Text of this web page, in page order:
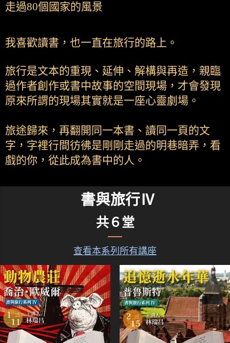
走過80個國家的風景
我喜歡讀書，也一直在旅行的路上。
旅行是文本的重現、延伸、解構與再造，親臨
過作者創作或書中故事的空間現場，才會發現
原來所謂的現場其實就是一座心靈劇場。
旅途歸來，再翻開同一本書、讀同一頁的文
字，字裡行間彷彿是剛剛走過的明巷暗弄，看
戲的你，從此成為書中的人。
書與旅行Ⅳ
共６堂
查看本系列所有講座